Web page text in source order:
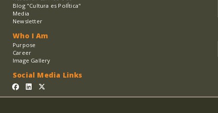
Blog "Cultura es PolÍtica"
Media
Newsletter
Who I Am
Purpose
Career
Image Gallery
Social Media Links